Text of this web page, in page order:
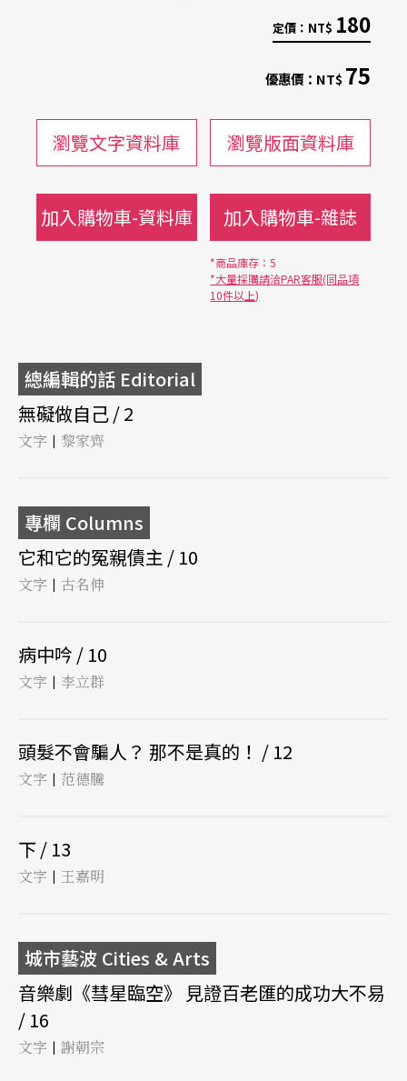
定價： NT$ 180
優惠價： NT$75
瀏覽文字資料庫 瀏覽版面資料庫
加入購物車-資料庫 加入購物車-雜誌
*商品庫存：5
*大量採購請洽PAR客服(同品項
10件以上)
總編輯的話 Editorial
無礙做自己 / 2
文字 | 黎家齊
專欄 Columns
它和它的冤親債主 / 10
文字 | 古名伸
病中吟 / 10
文字 | 李立群
頭髮不會騙人？ 那不是真的！ / 12
文字 | 范德騰
下 / 13
文字 | 王嘉明
城市藝波 Cities & Arts
音樂劇《彗星臨空》 見證百老匯的成功大不易
/ 16
文字 | 謝朝宗